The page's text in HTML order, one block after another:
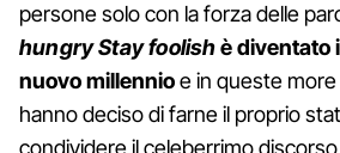
persone solo con la forza delle
hungry Stay foolishè diventato
nuovo millennioe in queste
hanno deciso di farne il proprio